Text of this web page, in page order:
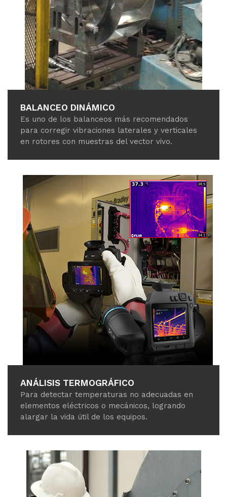
BALANCEO DINÁMICO
Es uno de los balanceos más recomendados
para corregir vibraciones laterales y verticales
en rotores con muestras del vector vivo.
ANÁLISIS TERMOGRÁFICO
Para detectar temperaturas no adecuadas en
elementos eléctricos o mecánicos, logrando
alargar la vida útil de los equipos.